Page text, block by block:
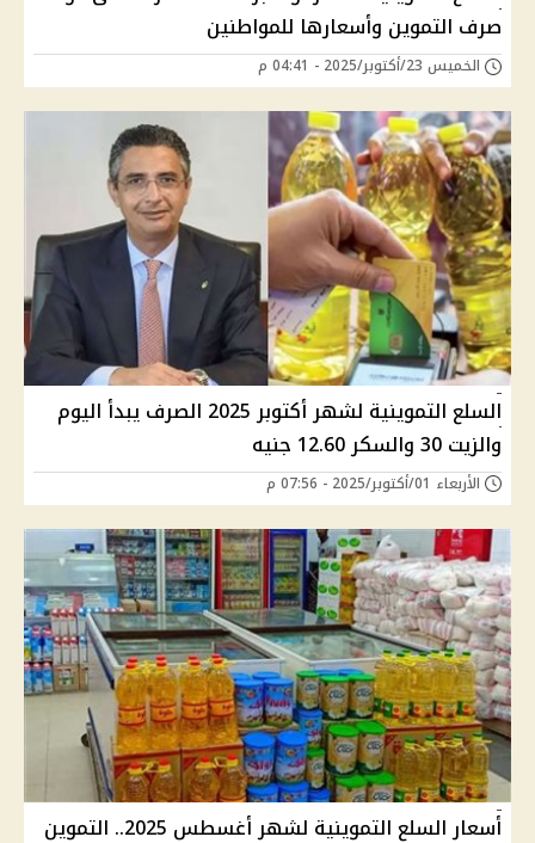
صرف التموين وأسعارها للمواطنين
الخميس 23/أكتوبر/2025 - 04:41 م
السلع التموينية لشهر أكتوبر 2025 الصرف يبدأ اليوم
والزيت 30 والسكر 12.60 جنيه
الأربعاء 01/أكتوبر/2025 - 07:56 م
أسعار السلع التموينية لشهر أغسطس 2025.. التموين